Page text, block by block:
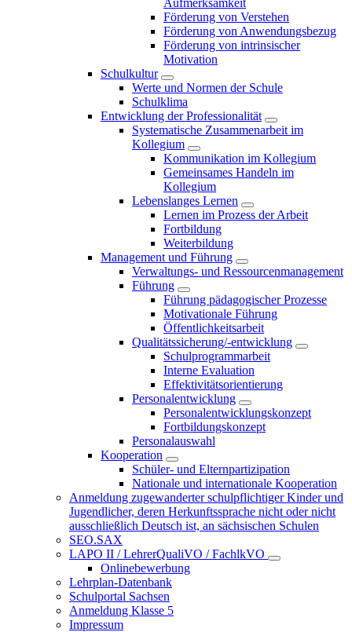
Aufmerksamkeit
Förderung von Verstehen
Förderung von Anwendungsbezug
Förderung von intrinsischer
Motivation
Schulkultur
Werte und Normen der Schule
Schulklima
Entwicklung der Professionalität
Systematische Zusammenarbeit im
Kollegium
Kommunikation im Kollegium
Gemeinsames Handeln im
Kollegium
Lebenslanges Lernen
Lernen im Prozess der Arbeit
Fortbildung
Weiterbildung
Management und Führung
Verwaltungs- und Ressourcenmanagement
Führung
Führung pädagogischer Prozesse
Motivationale Führung
Öffentlichkeitsarbeit
Qualitätssicherung/-entwicklung
Schulprogrammarbeit
Interne Evaluation
Effektivitätsorientierung
Personalentwicklung
Personalentwicklungskonzept
Fortbildungskonzept
Personalauswahl
Kooperation
Schüler- und Elternpartizipation
Nationale und internationale Kooperation
Anmeldung zugewanderter schulpflichtiger Kinder und
Jugendlicher, deren Herkunftssprache nicht oder nicht
ausschließlich Deutsch ist, an sächsischen Schulen
SEO.SAX
LAPO II / LehrerQualiVO / FachlkVO
Onlinebewerbung
Lehrplan-Datenbank
Schulportal Sachsen
Anmeldung Klasse 5
Impressum